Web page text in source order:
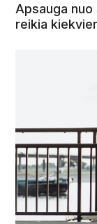
Apsauga
reikia